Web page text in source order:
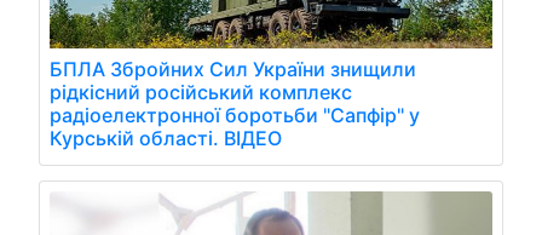
БПЛА Збройних Сил України знищили
рідкісний російський комплекс
радіоелектронної боротьби "Сапфір" у
Курській області. ВІДЕО